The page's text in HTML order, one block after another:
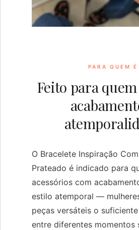
PARA QUEM É
Feito para
O Bracelete Inspiração
Prateado é indicado para
acessórios com
estilo atemporal —
peças versáteis o
entre diferentes momentos